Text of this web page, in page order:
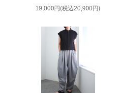
19,000円(税込20,900円)